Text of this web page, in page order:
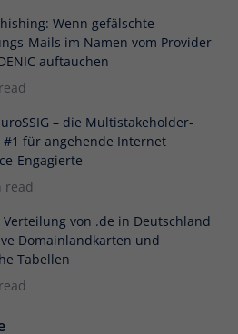
Wenn gefälschte
Mails im Namen vom Provider
auftauchen
– die Multistakeholder-
#1 für angehende Internet
Engagierte
read
Verteilung von .de in Deutschland
Domainlandkarten und
Tabellen